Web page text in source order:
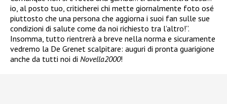
io, al posto tuo, criticherei chi mette giornalmente foto osé
piuttosto che una persona che aggiorna i suoi fan sulle sue
condizioni di salute come da noi richiesto tra l’altro!”.
Insomma, tutto rientrerà a breve nella norma e sicuramente
vedremo la De Grenet scalpitare: auguri di pronta guarigione
anche da tutti noi di Novella2000!